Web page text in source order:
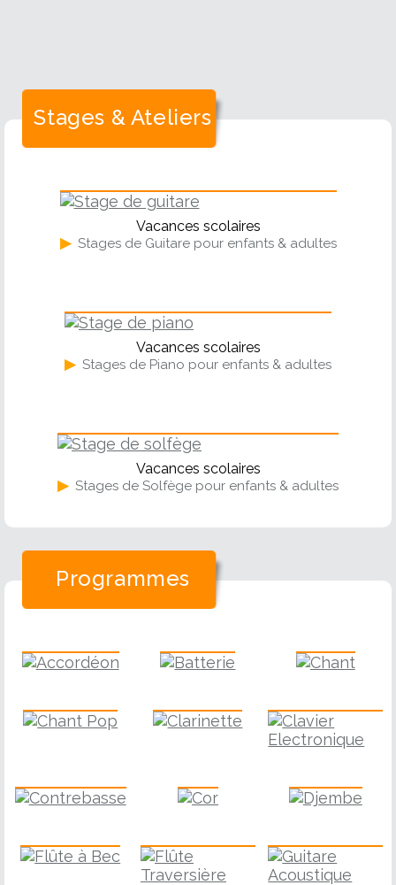
Stages & Ateliers
Vacances scolaires
▶ Stages de Guitare pour enfants & adultes
Vacances scolaires
▶ Stages de Piano pour enfants & adultes
Vacances scolaires
▶ Stages de Solfège pour enfants & adultes
Programmes